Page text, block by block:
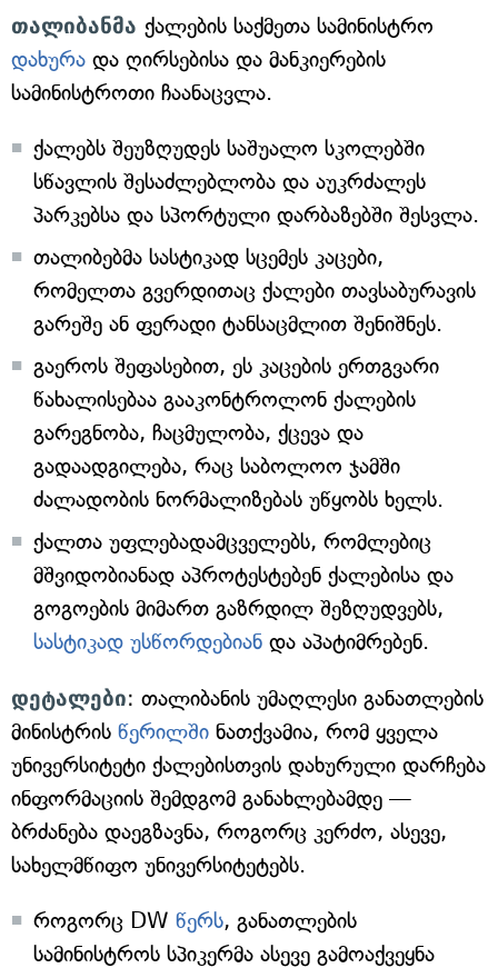
თალიბანმა ქალების საქმეთა სამინისტრო
დახურა და ღირსებისა და მანკიერების
სამინისტროთი ჩაანაცვლა.
ქალებს შეუზღუდეს საშუალო სკოლებში
სწავლის შესაძლებლობა და აუკრძალეს
პარკებსა და სპორტული დარბაზებში შესვლა.
თალიბებმა სასტიკად სცემეს კაცები,
რომელთა გვერდითაც ქალები თავსაბურავის
გარეშე ან ფერადი ტანსაცმლით შენიშნეს.
გაეროს შეფასებით, ეს კაცების ერთგვარი
წახალისებაა გააკონტროლონ ქალების
გარეგნობა, ჩაცმულობა, ქცევა და
გადაადგილება, რაც საბოლოო ჯამში
ძალადობის ნორმალიზებას უწყობს ხელს.
ქალთა უფლებადამცველებს, რომლებიც
მშვიდობიანად აპროტესტებენ ქალებისა და
გოგოების მიმართ გაზრდილ შეზღუდვებს,
სასტიკად უსწორდებიან და აპატიმრებენ.
დეტალები: თალიბანის უმაღლესი განათლების
მინისტრის წერილში ნათქვამია, რომ ყველა
უნივერსიტეტი ქალებისთვის დახურული დარჩება
ინფორმაციის შემდგომ განახლებამდე —
ბრძანება დაეგზავნა, როგორც კერძო, ასევე,
სახელმწიფო უნივერსიტეტებს.
როგორც DW წერს, განათლების
სამინისტროს სპიკერმა ასევე გამოაქვეყნა